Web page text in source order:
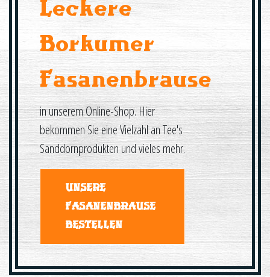
Leckere
Borkumer
Fasanenbrause
in unserem Online-Shop. Hier
bekommen Sie eine Vielzahl an Tee's
Sanddornprodukten und vieles mehr.
UNSERE
FASANENBRAUSE
BESTELLEN